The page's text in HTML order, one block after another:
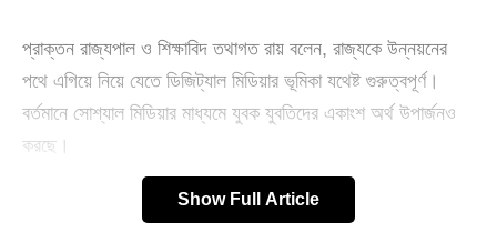
প্রাক্তন রাজ্যপাল ও শিক্ষাবিদ তথাগত রায় বলেন, রাজ্যকে উন্নয়নের
পথে এগিয়ে নিয়ে যেতে ডিজিট্যাল মিডিয়ার ভূমিকা যথেষ্ট গুরুত্বপূর্ণ।
বর্তমানে সোশ্যাল মিডিয়ার মাধ্যমে যুবক যুবতিদের একাংশ অর্থ উপার্জনও
করছে।
ডঃ শ্যামাপ্রসাদ মুখোপাধ্যায় রিসার্চ ফাউন্ডেশনের ডিরেক্টর অনির্বাণ গাঙ্গুলি
Show Full Article